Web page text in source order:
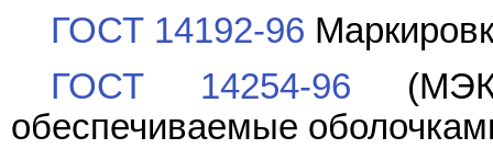
ГОСТ 14192-96
ГОСТ 14254-96 (МЭК
обеспечиваемые